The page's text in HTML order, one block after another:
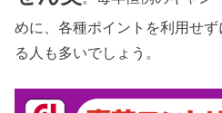
めに、各種ポイントを利用せ
る人も多いでしょう。